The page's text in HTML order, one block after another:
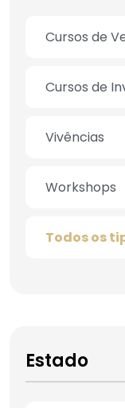
Cursos de
Cursos de
Vivências
Workshops
Todos os
Estado